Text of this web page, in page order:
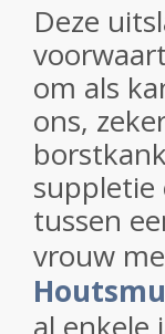
Deze
om als
ons,
suppletie
tussen
vrouw